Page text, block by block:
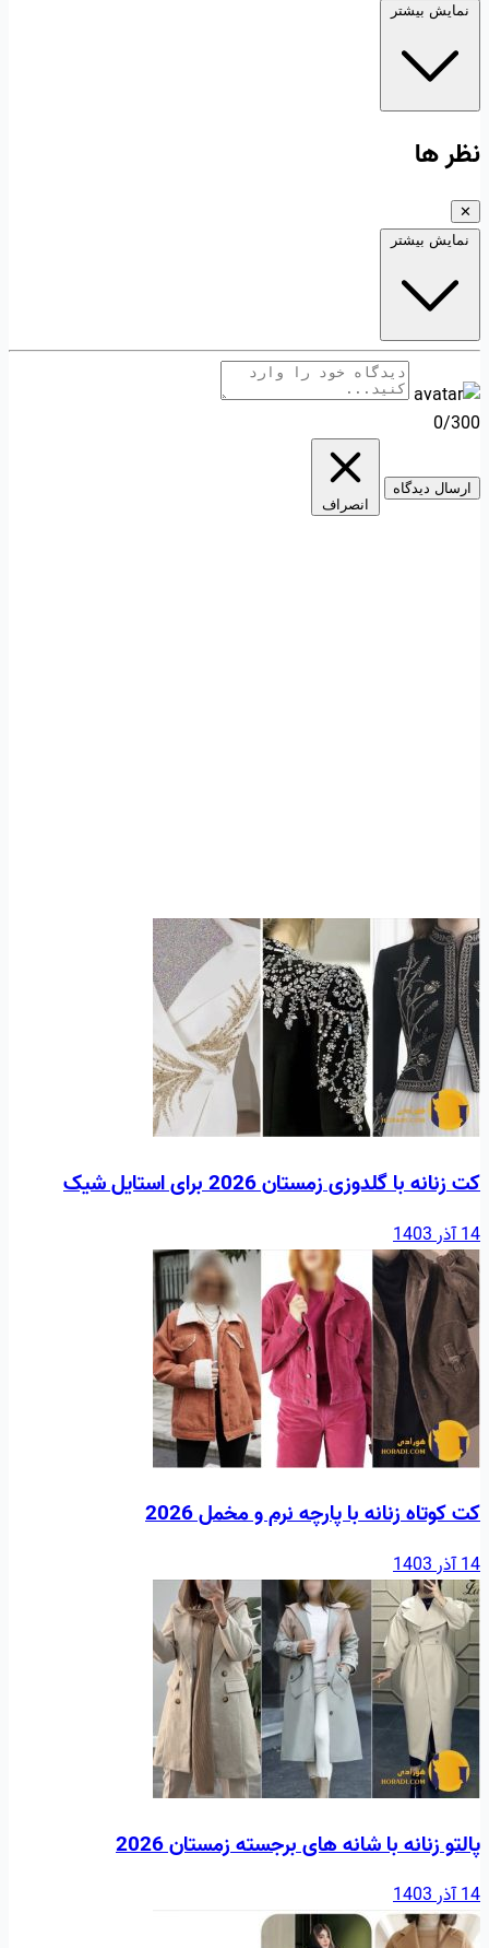
نمایش بیشتر
نظر ها
✕
نمایش بیشتر
0/300
ارسال دیدگاه
انصراف
کت زنانه با گلدوزی زمستان 2026 برای استایل شیک
14 آذر 1403
کت کوتاه زنانه با پارچه نرم و مخمل 2026
14 آذر 1403
پالتو زنانه با شانه های برجسته زمستان 2026
14 آذر 1403